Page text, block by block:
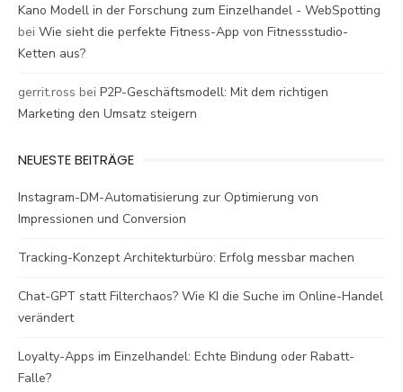
Kano Modell in der Forschung zum Einzelhandel - WebSpotting
bei Wie sieht die perfekte Fitness-App von Fitnessstudio-
Ketten aus?
gerrit.ross bei P2P-Geschäftsmodell: Mit dem richtigen
Marketing den Umsatz steigern
NEUESTE BEITRÄGE
Instagram-DM-Automatisierung zur Optimierung von
Impressionen und Conversion
Tracking-Konzept Architekturbüro: Erfolg messbar machen
Chat-GPT statt Filterchaos? Wie KI die Suche im Online-Handel
verändert
Loyalty-Apps im Einzelhandel: Echte Bindung oder Rabatt-
Falle?